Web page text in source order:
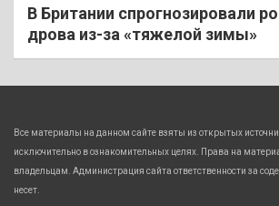
В Британии спрогнозировали
дрова из-за «тяжелой зимы»
Все материалы на данном сайте взяты из открытых
исключительно в ознакомительных целях. Права на
владельцам. Администрация сайта ответственности за
несет.